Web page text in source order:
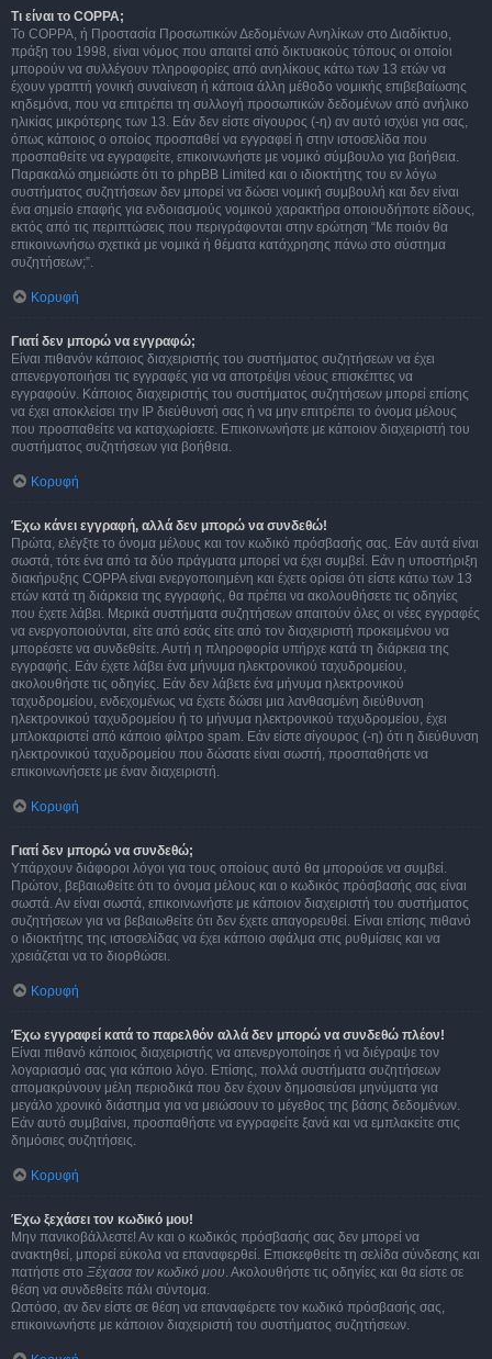
Τι είναι το COPPA;
Το COPPA, ή Προστασία Προσωπικών Δεδομένων Ανηλίκων στο Διαδίκτυο,
πράξη του 1998, είναι νόμος που απαιτεί από δικτυακούς τόπους οι οποίοι
μπορούν να συλλέγουν πληροφορίες από ανηλίκους κάτω των 13 ετών να
έχουν γραπτή γονική συναίνεση ή κάποια άλλη μέθοδο νομικής επιβεβαίωσης
κηδεμόνα, που να επιτρέπει τη συλλογή προσωπικών δεδομένων από ανήλικο
ηλικίας μικρότερης των 13. Εάν δεν είστε σίγουρος (-η) αν αυτό ισχύει για σας,
όπως κάποιος ο οποίος προσπαθεί να εγγραφεί ή στην ιστοσελίδα που
προσπαθείτε να εγγραφείτε, επικοινωνήστε με νομικό σύμβουλο για βοήθεια.
Παρακαλώ σημειώστε ότι το phpBB Limited και ο ιδιοκτήτης του εν λόγω
συστήματος συζητήσεων δεν μπορεί να δώσει νομική συμβουλή και δεν είναι
ένα σημείο επαφής για ενδοιασμούς νομικού χαρακτήρα οποιουδήποτε είδους,
εκτός από τις περιπτώσεις που περιγράφονται στην ερώτηση “Με ποιόν θα
επικοινωνήσω σχετικά με νομικά ή θέματα κατάχρησης πάνω στο σύστημα
συζητήσεων;”.
Κορυφή
Γιατί δεν μπορώ να εγγραφώ;
Είναι πιθανόν κάποιος διαχειριστής του συστήματος συζητήσεων να έχει
απενεργοποιήσει τις εγγραφές για να αποτρέψει νέους επισκέπτες να
εγγραφούν. Κάποιος διαχειριστής του συστήματος συζητήσεων μπορεί επίσης
να έχει αποκλείσει την IP διεύθυνσή σας ή να μην επιτρέπει το όνομα μέλους
που προσπαθείτε να καταχωρίσετε. Επικοινωνήστε με κάποιον διαχειριστή του
συστήματος συζητήσεων για βοήθεια.
Κορυφή
Έχω κάνει εγγραφή, αλλά δεν μπορώ να συνδεθώ!
Πρώτα, ελέγξτε το όνομα μέλους και τον κωδικό πρόσβασής σας. Εάν αυτά είναι
σωστά, τότε ένα από τα δύο πράγματα μπορεί να έχει συμβεί. Εάν η υποστήριξη
διακήρυξης COPPA είναι ενεργοποιημένη και έχετε ορίσει ότι είστε κάτω των 13
ετών κατά τη διάρκεια της εγγραφής, θα πρέπει να ακολουθήσετε τις οδηγίες
που έχετε λάβει. Μερικά συστήματα συζητήσεων απαιτούν όλες οι νέες εγγραφές
να ενεργοποιούνται, είτε από εσάς είτε από τον διαχειριστή προκειμένου να
μπορέσετε να συνδεθείτε. Αυτή η πληροφορία υπήρχε κατά τη διάρκεια της
εγγραφής. Εάν έχετε λάβει ένα μήνυμα ηλεκτρονικού ταχυδρομείου,
ακολουθήστε τις οδηγίες. Εάν δεν λάβετε ένα μήνυμα ηλεκτρονικού
ταχυδρομείου, ενδεχομένως να έχετε δώσει μια λανθασμένη διεύθυνση
ηλεκτρονικού ταχυδρομείου ή το μήνυμα ηλεκτρονικού ταχυδρομείου, έχει
μπλοκαριστεί από κάποιο φίλτρο spam. Εάν είστε σίγουρος (-η) ότι η διεύθυνση
ηλεκτρονικού ταχυδρομείου που δώσατε είναι σωστή, προσπαθήστε να
επικοινωνήσετε με έναν διαχειριστή.
Κορυφή
Γιατί δεν μπορώ να συνδεθώ;
Υπάρχουν διάφοροι λόγοι για τους οποίους αυτό θα μπορούσε να συμβεί.
Πρώτον, βεβαιωθείτε ότι το όνομα μέλους και ο κωδικός πρόσβασής σας είναι
σωστά. Αν είναι σωστά, επικοινωνήστε με κάποιον διαχειριστή του συστήματος
συζητήσεων για να βεβαιωθείτε ότι δεν έχετε απαγορευθεί. Είναι επίσης πιθανό
ο ιδιοκτήτης της ιστοσελίδας να έχει κάποιο σφάλμα στις ρυθμίσεις και να
χρειάζεται να το διορθώσει.
Κορυφή
Έχω εγγραφεί κατά το παρελθόν αλλά δεν μπορώ να συνδεθώ πλέον!
Είναι πιθανό κάποιος διαχειριστής να απενεργοποίησε ή να διέγραψε τον
λογαριασμό σας για κάποιο λόγο. Επίσης, πολλά συστήματα συζητήσεων
απομακρύνουν μέλη περιοδικά που δεν έχουν δημοσιεύσει μηνύματα για
μεγάλο χρονικό διάστημα για να μειώσουν το μέγεθος της βάσης δεδομένων.
Εάν αυτό συμβαίνει, προσπαθήστε να εγγραφείτε ξανά και να εμπλακείτε στις
δημόσιες συζητήσεις.
Κορυφή
Έχω ξεχάσει τον κωδικό μου!
Μην πανικοβάλλεστε! Αν και ο κωδικός πρόσβασής σας δεν μπορεί να
ανακτηθεί, μπορεί εύκολα να επαναφερθεί. Επισκεφθείτε τη σελίδα σύνδεσης και
πατήστε στο Ξέχασα τον κωδικό μου. Ακολουθήστε τις οδηγίες και θα είστε σε
θέση να συνδεθείτε πάλι σύντομα.
Ωστόσο, αν δεν είστε σε θέση να επαναφέρετε τον κωδικό πρόσβασής σας,
επικοινωνήστε με κάποιον διαχειριστή του συστήματος συζητήσεων.